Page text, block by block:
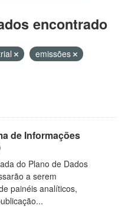
encontrado
emissões
de Informações
do Plano de Dados
a serem
painéis analíticos,